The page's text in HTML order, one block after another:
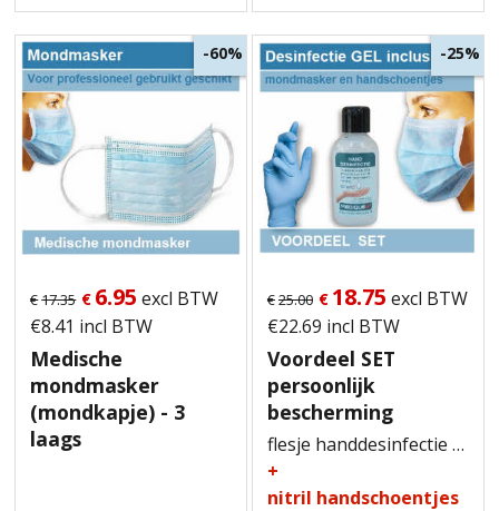
-60%
€17.35 € 6.95 excl BTW
€8.41 incl BTW
Medische
mondmasker
(mondkapje) - 3
laags
-25%
€25.00 € 18.75 excl BTW
€22.69 incl BTW
Voordeel SET
persoonlijk
bescherming
flesje handdesinfectie
+
nitril handschoentjes